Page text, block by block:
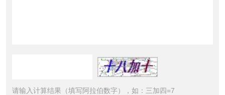
请输入计算结果（填写阿拉伯数字），如：三加四=7